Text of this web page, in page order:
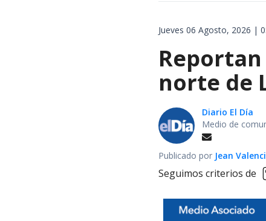
Jueves 06 Agosto, 2026 |
norte de
Diario El Día
Medio de
Publicado por Jean
Seguimos criterios de